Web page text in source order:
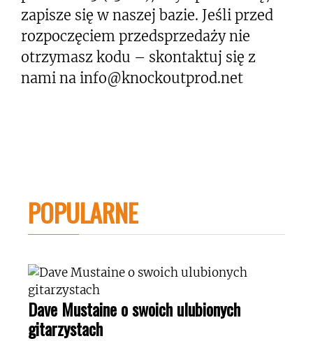
zapisze się w naszej bazie. Jeśli przed
rozpoczęciem przedsprzedaży nie
otrzymasz kodu – skontaktuj się z
nami na info@knockoutprod.net
POPULARNE
Dave Mustaine o swoich ulubionych
gitarzystach